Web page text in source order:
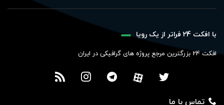
با افکت 24 فراتر از یک رویا
افکت 24 بزرگترین مرجع پروژه های گرافیکی در ایران
تماس با ما